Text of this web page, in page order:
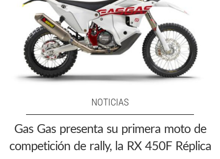
NOTICIAS
Gas Gas presenta su primera moto de
competición de rally, la RX 450F Réplica